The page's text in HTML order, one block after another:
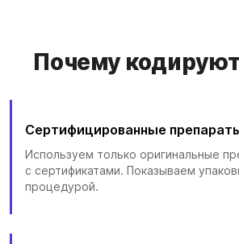
Почему
Сертифицированные
Используем только оригинальные
с сертификатами. Показываем
процедурой.